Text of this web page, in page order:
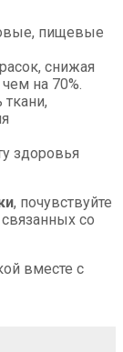
пищевые
снижая
на 70%.
здоровья
, почувствуйте
со
вместе с